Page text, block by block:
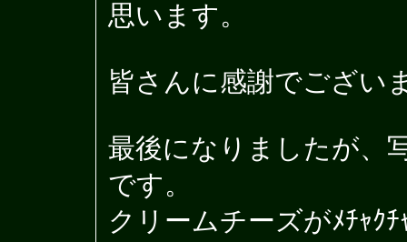
思います。
皆さんに感謝でござい
最後になりましたが、
です。
クリームチーズがﾒﾁｬｸ